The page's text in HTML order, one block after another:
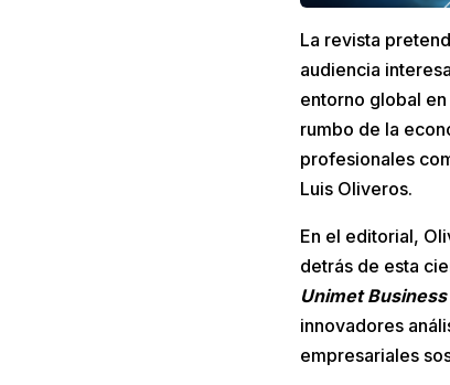
La revista
audiencia
entorno global
rumbo de la
profesionales
Luis Oliveros.
En el editorial,
detrás de esta
Unimet
innovadores
empresariales